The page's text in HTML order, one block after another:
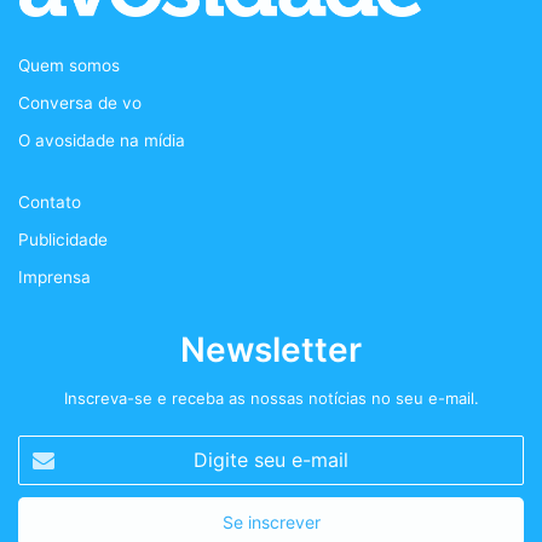
b
t
a
Quem somos
Conversa de vo
O avosidade na mídia
Contato
Publicidade
Imprensa
Newsletter
Inscreva-se e receba as nossas notícias no seu e-mail.
Digite
seu
e-